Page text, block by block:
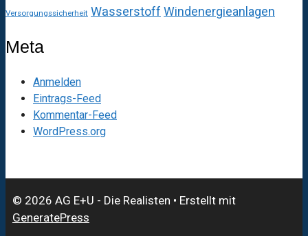
Versorgungssicherheit Wasserstoff Windenergieanlagen
Meta
Anmelden
Eintrags-Feed
Kommentar-Feed
WordPress.org
© 2026 AG E+U - Die Realisten • Erstellt mit
GeneratePress